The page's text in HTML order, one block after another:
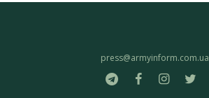
press@armyinform.com.ua